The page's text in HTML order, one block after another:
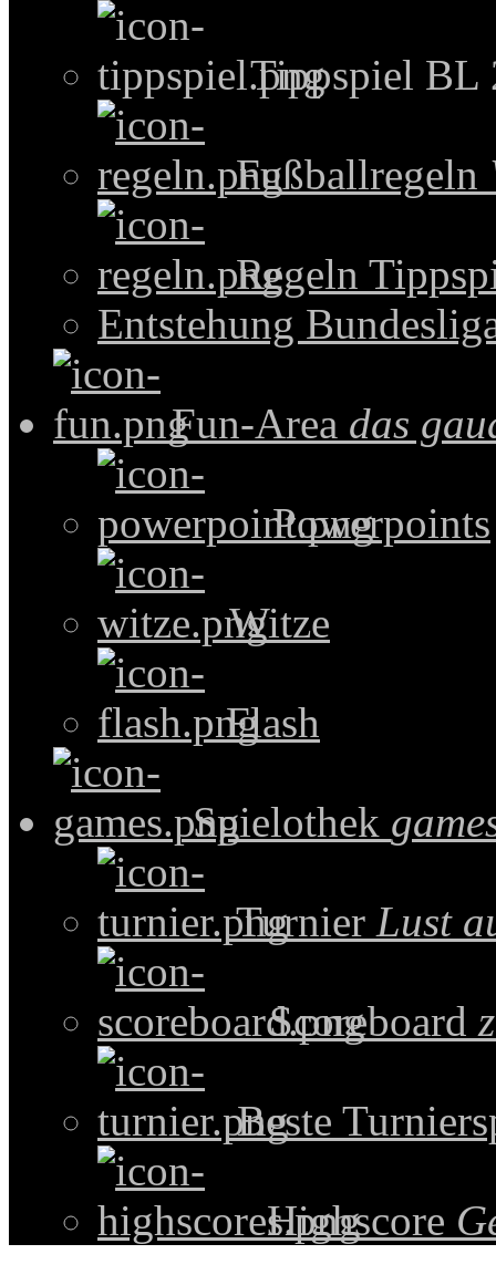
Tippspiel BL
Fußballregeln
Regeln
Entstehung
Fun-Area das
Powerpoints
Witze
Flash
Spielothek
Turnier Lust
Scoreboard
Beste
Highscore